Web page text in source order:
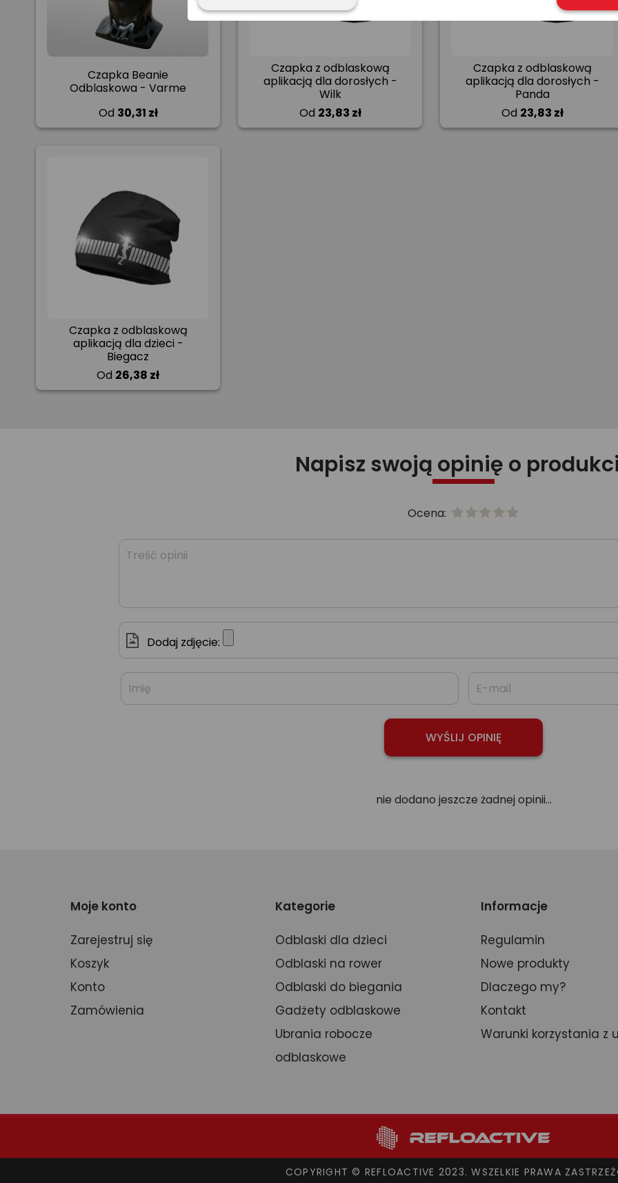
Czapka Beanie
Odblaskowa - Varme
Od 30,31 zł
Czapka z odblaskową
aplikacją dla dorosłych -
Wilk
Od 23,83 zł
Czapka z odblaskową
aplikacją dla dorosłych -
Panda
Od 23,83 zł
Czapka z odblaskową
aplikacją dla dzieci -
Biegacz
Od 26,38 zł
Napisz swoją opinię o
Ocena:
Dodaj zdjęcie:
nie dodano jeszcze żadnej opinii...
Moje konto
Zarejestruj się
Koszyk
Konto
Zamówienia
Kategorie
Odblaski dla dzieci
Odblaski na rower
Odblaski do biegania
Gadżety odblaskowe
Ubrania robocze
odblaskowe
Informacje
Regulamin
Nowe produkty
Dlaczego my?
Kontakt
Warunki korzystania z
COPYRIGHT © REFLOACTIVE 2023. WSZELKIE PRAWA